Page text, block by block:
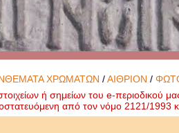
ΧΡΩΜΑΤΩΝ /ΑΙΘΡΙΟΝ /
ή σημείων του e-περιοδικού
από τον νόμο 2121/